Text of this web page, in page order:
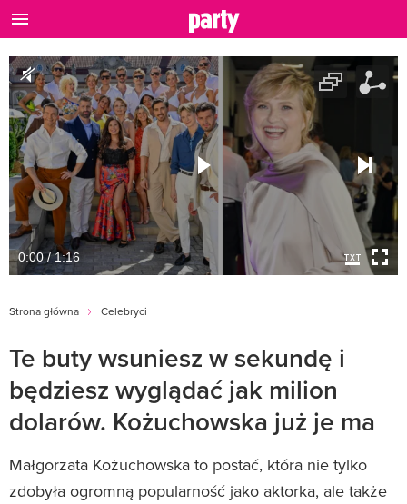
0:00 / 1:16
Strona główna Celebryci
Te buty wsuniesz w sekundę i
będziesz wyglądać jak milion
dolarów. Kożuchowska już je ma
Małgorzata Kożuchowska to postać, która nie tylko
zdobyła ogromną popularność jako aktorka, ale także